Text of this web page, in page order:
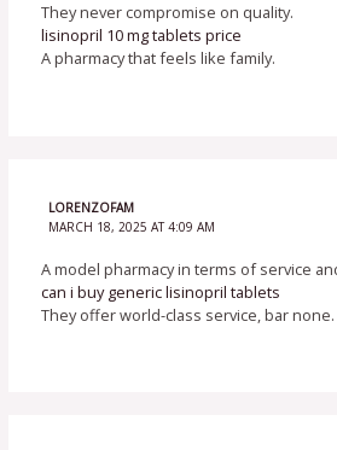
They never compromise on quality.
lisinopril 10 mg tablets price
A pharmacy that feels like family.
LORENZOFAM
MARCH 18, 2025 AT 4:09 AM
A model pharmacy in terms of service
can i buy generic lisinopril tablets
They offer world-class service, bar none.